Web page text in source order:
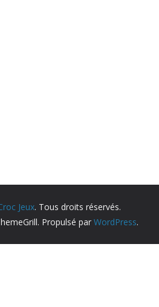
Jeux. Tous droits réservés.
Propulsé par WordPress.